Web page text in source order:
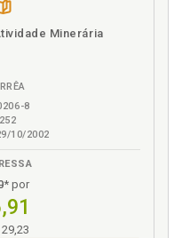
páginas
Minerária
8
252
10/2002
* por